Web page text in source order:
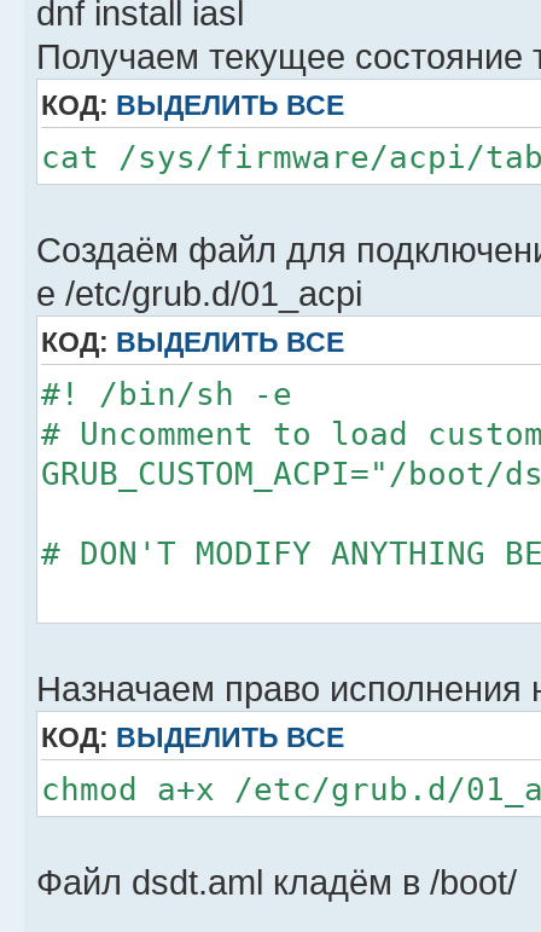
dnf install iasl
Получаем текущее состояние
КОД: ВЫДЕЛИТЬ ВСЕ
cat /sys/firmware/acpi/
Создаём файл для
e /etc/grub.d/01_acpi
КОД: ВЫДЕЛИТЬ ВСЕ
#! /bin/sh -e
# Uncomment to load
GRUB_CUSTOM_ACPI="/
# DON'T MODIFY ANYTHING
libdir=/usr/share
. ${libdir}/grub/grub-
# Load custom ACPI table
${GRUB_CUSTOM_ACPI} ]
${GRUB_CUSTOM_ACPI}; then
Назначаем право исполнения
КОД: ВЫДЕЛИТЬ ВСЕ
chmod a+x /etc/grub.d/
Файл dsdt.aml кладём в /boot/